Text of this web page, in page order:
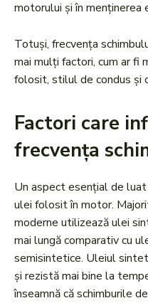
motorului și în menținerea
Totuși, frecvența
mai mulți factori, cum ar fi
folosit, stilul de condus și
Factori care
frecvența
Un aspect esențial de
ulei folosit în motor.
moderne utilizează ulei
mai lungă comparativ cu
semisintetice. Uleiul
și rezistă mai bine la
înseamnă că schimburile